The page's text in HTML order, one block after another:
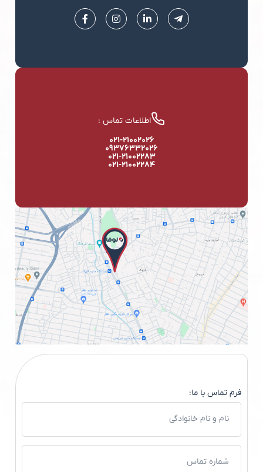
اطلاعات تماس :
۰۲۱-۲۱۰۰۲۰۲۶
۰۹۳۷۶۳۳۲۰۲۶
۰۲۱-۲۱۰۰۲۲۸۳
۰۲۱-۲۱۰۰۲۲۸۴
فرم تماس با ما: